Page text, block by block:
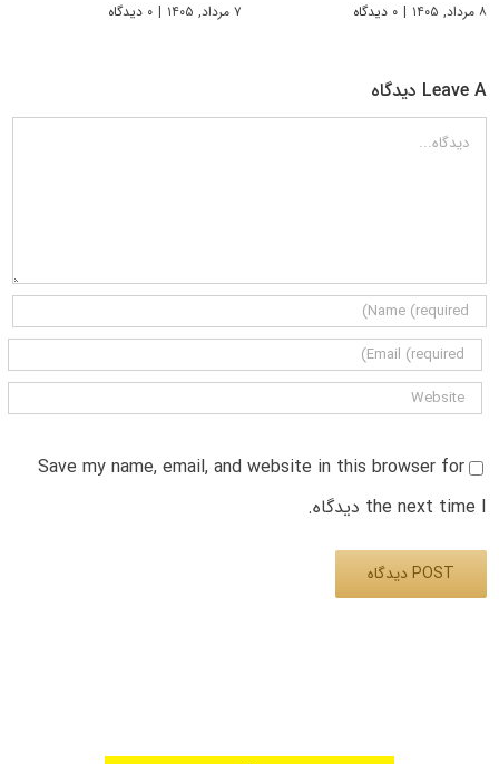
۸ مرداد, ۱۴۰۵ | ۰ دیدگاه ۷ مرداد, ۱۴۰۵ | ۰ دیدگاه
Leave A دیدگاه
دیدگاه
Save my name, email, and website in this browser for
the next time I دیدگاه.